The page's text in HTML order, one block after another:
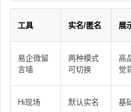
工具 实名/匿名 展
易企微留
言墙
两种模式
可切换
高
觉
Hi现场 默认实名 基